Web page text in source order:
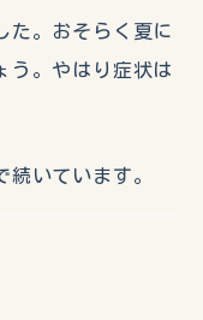
た。おそらく夏に
う。やはり症状は
いています。